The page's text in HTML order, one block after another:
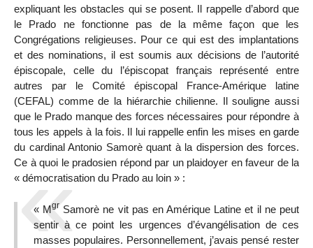
expliquant les obstacles qui se posent. Il rappelle d’abord que
le Prado ne fonctionne pas de la même façon que les
Congrégations religieuses. Pour ce qui est des implantations
et des nominations, il est soumis aux décisions de l’autorité
épiscopale, celle du l’épiscopat français représenté entre
autres par le Comité épiscopal France-Amérique latine
(CEFAL) comme de la hiérarchie chilienne. Il souligne aussi
que le Prado manque des forces nécessaires pour répondre à
tous les appels à la fois. Il lui rappelle enfin les mises en garde
du cardinal Antonio Samorè quant à la dispersion des forces.
Ce à quoi le pradosien répond par un plaidoyer en faveur de la
« démocratisation du Prado au loin » :
« Mgr Samorè ne vit pas en Amérique Latine et il ne peut
sentir à ce point les urgences d’évangélisation de ces
masses populaires. Personnellement, j’avais pensé rester